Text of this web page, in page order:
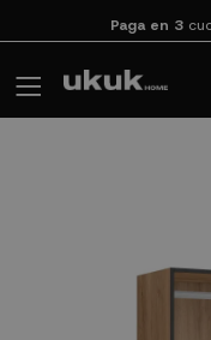
Paga en 3